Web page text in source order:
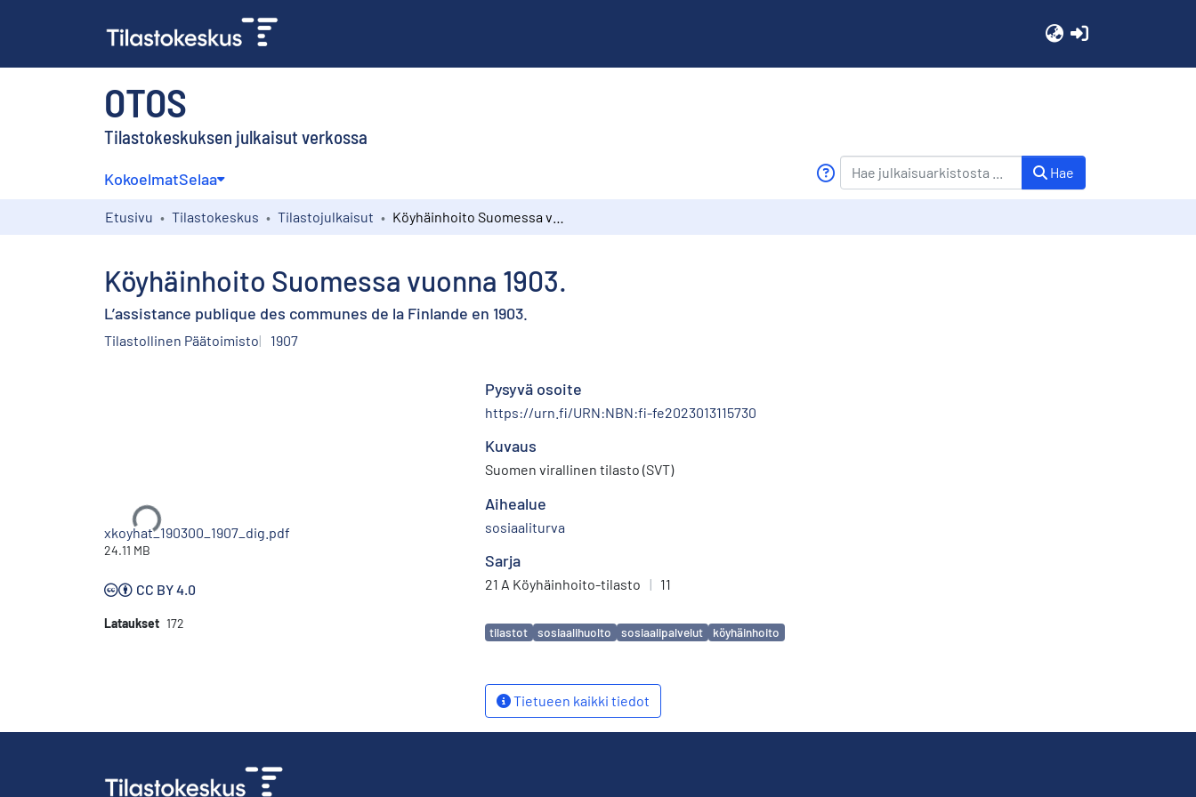
OTOS
Tilastokeskuksen julkaisut verkossa
KokoelmatSelaa Hae
Etusivu Tilastokeskus Tilastojulkaisut
Köyhäinhoito Suomessa vuonna 1903.
L’assistance publique des communes de la Finlande en 1903.
Tilastollinen Päätoimisto 1907
Ladataan...
xkoyhat_190300_1907_dig.pdf
24.11 MB
CC BY 4.0
Lataukset 172
Pysyvä osoite
https://urn.fi/URN:NBN:fi-fe2023013115730
Kuvaus
Suomen virallinen tilasto (SVT)
Aihealue
sosiaaliturva
Sarja
21 A Köyhäinhoito-tilasto | 11
Avainsanat
tilastot sosiaalihuolto sosiaalipalvelut köyhäinhoito
Tietueen kaikki tiedot